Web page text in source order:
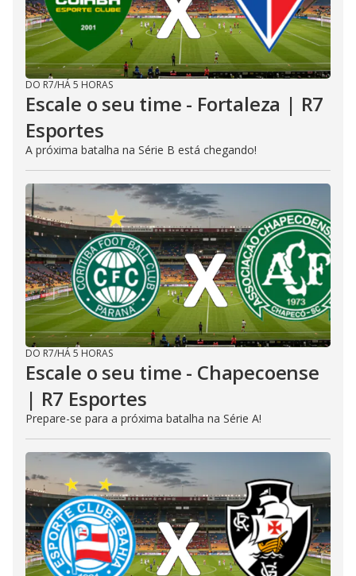
DO R7/HÁ 5 HORAS
Escale o seu time - Fortaleza | R7
Esportes
A próxima batalha na Série B está chegando!
DO R7/HÁ 5 HORAS
Escale o seu time - Chapecoense
| R7 Esportes
Prepare-se para a próxima batalha na Série A!